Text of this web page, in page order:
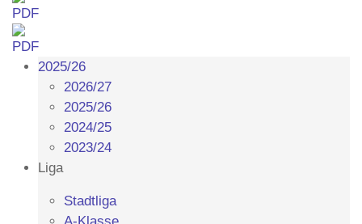
2025/26
2026/27
2025/26
2024/25
2023/24
Liga
Stadtliga